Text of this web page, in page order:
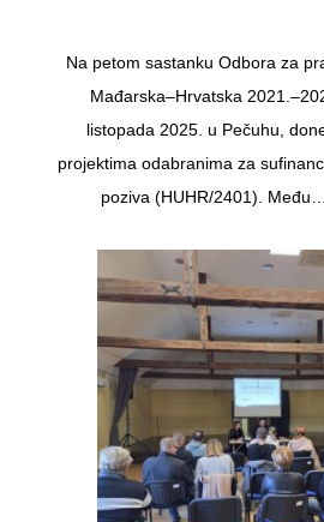
Na petom sastanku Odbora za
Mađarska–Hrvatska
listopada 2025. u Pečuhu,
projektima odabranima za
poziva (HUHR/2401). Među…